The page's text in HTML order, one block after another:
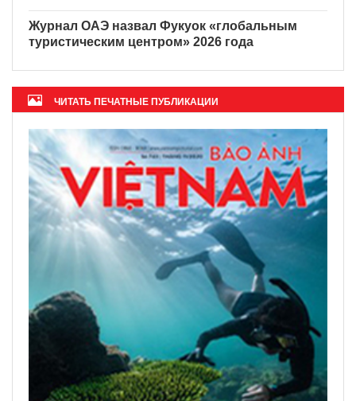
Журнал ОАЭ назвал Фукуок «глобальным
туристическим центром» 2026 года
ЧИТАТЬ ПЕЧАТНЫЕ ПУБЛИКАЦИИ